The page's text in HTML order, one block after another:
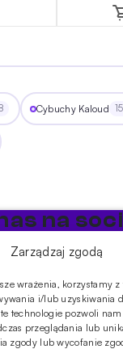
Zarządzaj zgodą
wrażenia, korzystamy
i/lub uzyskiwania
technologie pozwoli
przeglądania lub
zgody lub wycofanie
Cybuchy Kaloud 15
na
i
Rozpalanie